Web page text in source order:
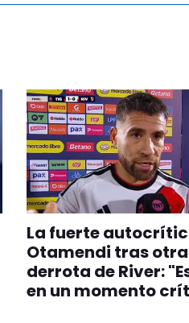
La fuerte
Otamendi tras otra
derrota de River:
en un momento